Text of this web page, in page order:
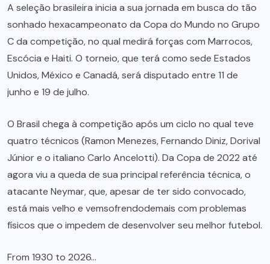
A seleção brasileira inicia a sua jornada em busca do tão
sonhado hexacampeonato da Copa do Mundo no Grupo
C da competição, no qual medirá forças com Marrocos,
Escócia e Haiti. O torneio, que terá como sede Estados
Unidos, México e Canadá, será disputado entre 11 de
junho e 19 de julho.
O Brasil chega à competição após um ciclo no qual teve
quatro técnicos (Ramon Menezes, Fernando Diniz, Dorival
Júnior e o italiano Carlo Ancelotti). Da Copa de 2022 até
agora viu a queda de sua principal referência técnica, o
atacante Neymar, que, apesar de ter sido convocado,
está mais velho e vemsofrendodemais com problemas
físicos que o impedem de desenvolver seu melhor futebol.
From 1930 to 2026…